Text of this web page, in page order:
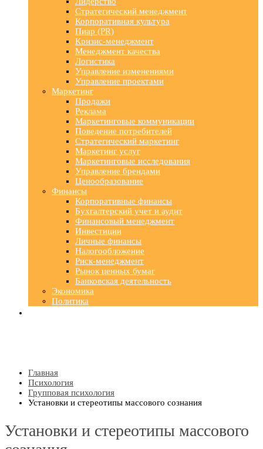
Стратегический менеджмент
Корпоративная культура
Пиар (PR)
Кризис-менеджмент
Менеджмент качества
Логистика
Управление изменениями
Управление проектами
Маркетинг
Продажи
Реклама
Маркетинговые коммуникации
Поведение потребителей
Стратегический маркетинг
Маркетинг услуг
Маркетинговые исследования
Управление брендами
Ценообразование
Финансы
Корпоративные финансы
Бухгалтерский учет и аудит
Финансовый менеджмент
Инвестиции
Личные финансы
Налогообложение
Риск-менеджмент
Рынок ценных бумаг
Банковская деятельность
Экономика
Политика
Главная
Психология
Групповая психология
Установки и стереотипы массового сознания
Установки и стереотипы массового